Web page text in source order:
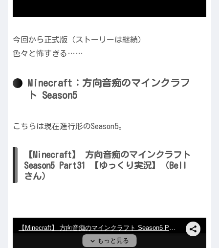
今回から正式版（ストーリーは継続）
色々と怖すぎる……
Minecraft：方向音痴のマインクラフ
ト Season5
こちらは現在進行形のSeason5。
【Minecraft】 方向音痴のマインクラフト
Season5 Part31 【ゆっくり実況】（Bell
さん）